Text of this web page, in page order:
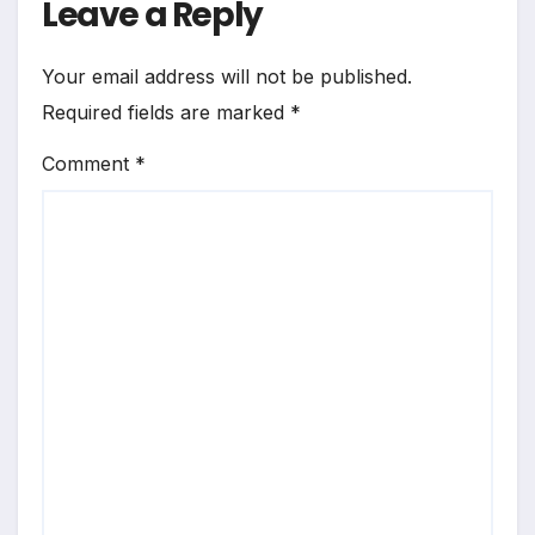
Leave a Reply
Your email address will not be published.
Required fields are marked *
Comment *